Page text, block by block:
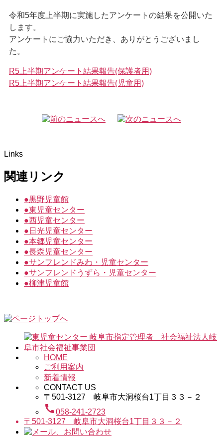
令和5年度上半期に実施したアンケートの結果を公開いた
します。
アンケートにご協力いただき、ありがとうございまし
た。
R5上半期アンケート結果報告(保護者用)
R5上半期アンケート結果報告(児童用)
Links
関連リンク
●黒野児童館
●東児童センター
●西児童センター
● 日光児童センター
●本郷児童センター
●長森児童センター
●サンフレンドみわ・児童センター
●サンフレンドうずら・児童センター
●柳津児童館
HOME
ご利用案内
新着情報
CONTACT US
〒501-3127 岐阜市大洞桜台1丁目３３－２
call058-241-2723
〒501-3127 岐阜市大洞桜台1丁目３３－２